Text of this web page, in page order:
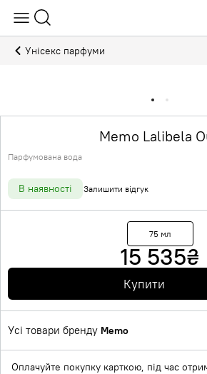
Унісекс парфуми
Memo Lalibela
Парфумована вода
В наявності Залишити відгук
75 мл
15 535₴
Купити
Усі товари бренду Memo
Оплачуйте покупку карткою, під час